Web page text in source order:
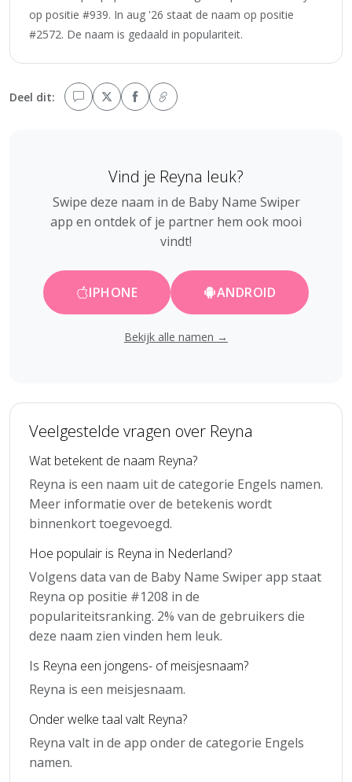
op positie #939. In aug '26 staat de naam op positie
#2572. De naam is gedaald in populariteit.
Deel dit:
Vind je Reyna leuk?
Swipe deze naam in de Baby Name Swiper
app en ontdek of je partner hem ook mooi
vindt!
IPHONE ANDROID
Bekijk alle namen →
Veelgestelde vragen over Reyna
Wat betekent de naam Reyna?
Reyna is een naam uit de categorie Engels namen.
Meer informatie over de betekenis wordt
binnenkort toegevoegd.
Hoe populair is Reyna in Nederland?
Volgens data van de Baby Name Swiper app staat
Reyna op positie #1208 in de
populariteitsranking. 2% van de gebruikers die
deze naam zien vinden hem leuk.
Is Reyna een jongens- of meisjesnaam?
Reyna is een meisjesnaam.
Onder welke taal valt Reyna?
Reyna valt in de app onder de categorie Engels
namen.